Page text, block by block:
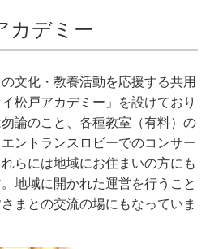
カデミー
文化・教養活動を応援する共用
松戸アカデミー」を設けており
論のこと、各種教室（有料）の
ントランスロビーでのコンサー
らには地域にお住まいの方にも
地域に開かれた運営を行うこと
まとの交流の場にもなっていま